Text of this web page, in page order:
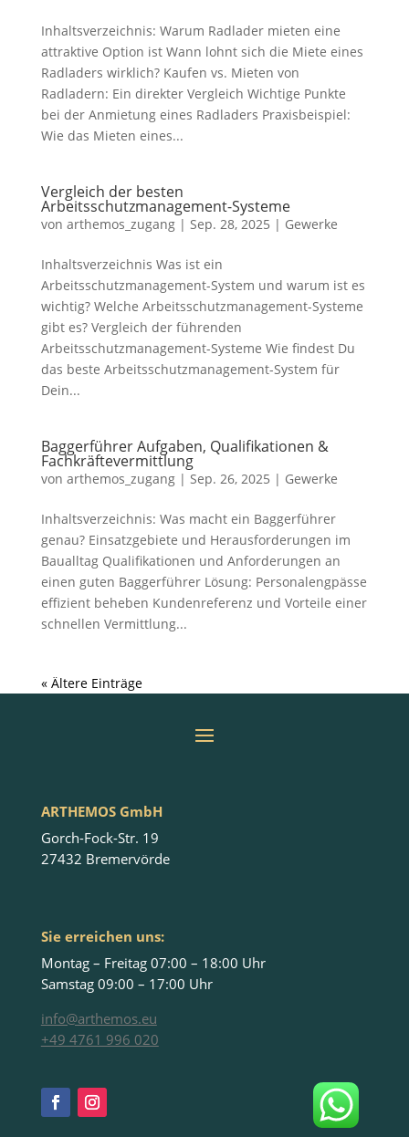
Inhaltsverzeichnis: Warum Radlader mieten eine
attraktive Option ist Wann lohnt sich die Miete eines
Radladers wirklich? Kaufen vs. Mieten von
Radladern: Ein direkter Vergleich Wichtige Punkte
bei der Anmietung eines Radladers Praxisbeispiel:
Wie das Mieten eines...
Vergleich der besten
Arbeitsschutzmanagement-Systeme
von arthemos_zugang| Sep. 28, 2025 | Gewerke
Inhaltsverzeichnis Was ist ein
Arbeitsschutzmanagement-System und warum ist es
wichtig? Welche Arbeitsschutzmanagement-Systeme
gibt es? Vergleich der führenden
Arbeitsschutzmanagement-Systeme Wie findest Du
das beste Arbeitsschutzmanagement-System für
Dein...
Baggerführer Aufgaben, Qualifikationen &
Fachkräftevermittlung
von arthemos_zugang| Sep. 26, 2025 | Gewerke
Inhaltsverzeichnis: Was macht ein Baggerführer
genau? Einsatzgebiete und Herausforderungen im
Baualltag Qualifikationen und Anforderungen an
einen guten Baggerführer Lösung: Personalengpässe
effizient beheben Kundenreferenz und Vorteile einer
schnellen Vermittlung...
« Ältere Einträge
ARTHEMOS GmbH
Gorch-Fock-Str. 19
27432 Bremervörde
Sie erreichen uns:
Montag – Freitag 07:00 – 18:00 Uhr
Samstag 09:00 – 17:00 Uhr
info@arthemos.eu
+49 4761 996 020